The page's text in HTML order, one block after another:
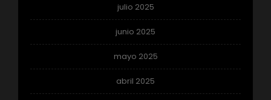
julio 2025
junio 2025
mayo 2025
abril 2025